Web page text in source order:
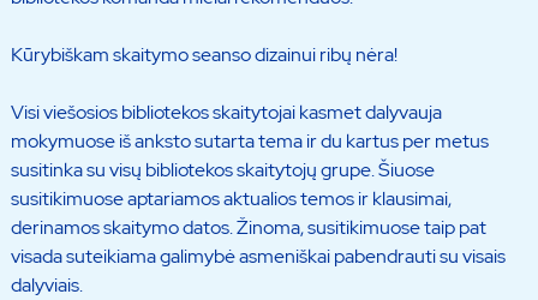
Kūrybiškam skaitymo seanso dizainui ribų nėra!
Visi viešosios bibliotekos skaitytojai kasmet dalyvauja
mokymuose iš anksto sutarta tema ir du kartus per metus
susitinka su visų bibliotekos skaitytojų grupe. Šiuose
susitikimuose aptariamos aktualios temos ir klausimai,
derinamos skaitymo datos. Žinoma, susitikimuose taip pat
visada suteikiama galimybė asmeniškai pabendrauti su visais
dalyviais.